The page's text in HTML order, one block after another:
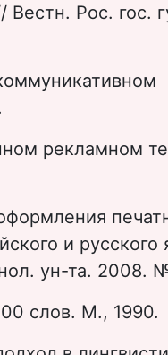
Рос. гос.
рекламном
и русского
ун-та. 2008.
слов. М., 1990.